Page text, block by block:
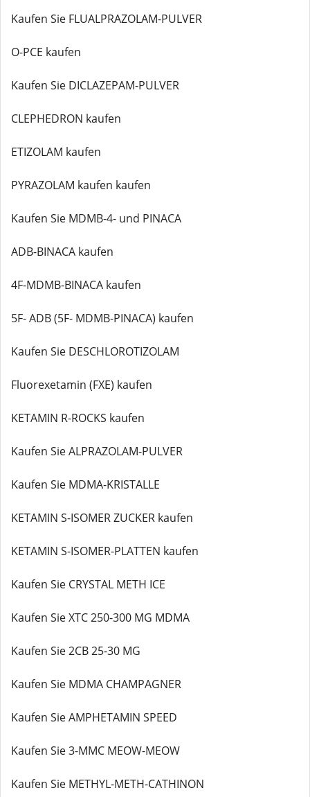
Kaufen Sie FLUALPRAZOLAM-PULVER
O-PCE kaufen
Kaufen Sie DICLAZEPAM-PULVER
CLEPHEDRON kaufen
ETIZOLAM kaufen
PYRAZOLAM kaufen kaufen
Kaufen Sie MDMB-4- und PINACA
ADB-BINACA kaufen
4F-MDMB-BINACA kaufen
5F- ADB (5F- MDMB-PINACA) kaufen
Kaufen Sie DESCHLOROTIZOLAM
Fluorexetamin (FXE) kaufen
KETAMIN R-ROCKS kaufen
Kaufen Sie ALPRAZOLAM-PULVER
Kaufen Sie MDMA-KRISTALLE
KETAMIN S-ISOMER ZUCKER kaufen
KETAMIN S-ISOMER-PLATTEN kaufen
Kaufen Sie CRYSTAL METH ICE
Kaufen Sie XTC 250-300 MG MDMA
Kaufen Sie 2CB 25-30 MG
Kaufen Sie MDMA CHAMPAGNER
Kaufen Sie AMPHETAMIN SPEED
Kaufen Sie 3-MMC MEOW-MEOW
Kaufen Sie METHYL-METH-CATHINON